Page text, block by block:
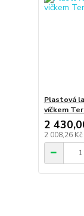
Plastová
víčkem
2
2 008,26 Kč